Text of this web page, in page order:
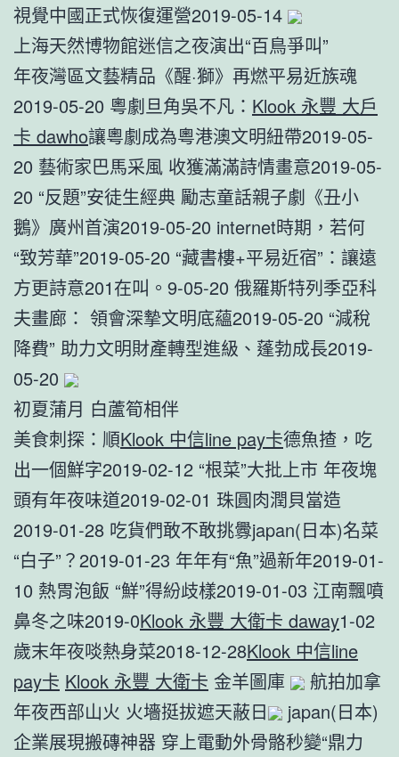
視覺中國正式恢復運營2019-05-14
上海天然博物館迷信之夜演出“百鳥爭叫”
年夜灣區文藝精品《醒·獅》再燃平易近族魂
2019-05-20 粵劇旦角吳不凡： Klook 永豐 大戶
卡 dawho讓粵劇成為粵港澳文明紐帶2019-05-
20 藝術家巴馬采風 收獲滿滿詩情畫意2019-05-
20 “反題”安徒生經典 勵志童話親子劇《丑小
鵝》廣州首演2019-05-20 internet時期，若何
“致芳華”2019-05-20 “藏書樓+平易近宿”：讓遠
方更詩意201在叫。9-05-20 俄羅斯特列季亞科
夫畫廊： 領會深摯文明底蘊2019-05-20 “減稅
降費” 助力文明財產轉型進級、蓬勃成長2019-
05-20
初夏蒲月 白蘆筍相伴
美食刺探：順Klook 中信line pay卡德魚揸，吃
出一個鮮字2019-02-12 “根菜”大批上市 年夜塊
頭有年夜味道2019-02-01 珠圓肉潤貝當造
2019-01-28 吃貨們敢不敢挑釁japan(日本)名菜
“白子”？2019-01-23 年年有“魚”過新年2019-01-
10 熱胃泡飯 “鮮”得紛歧樣2019-01-03 江南飄噴
鼻冬之味2019-0Klook 永豐 大衛卡 daway1-02
歲末年夜啖熱身菜2018-12-28Klook 中信line
pay卡 Klook 永豐 大衛卡 金羊圖庫
航拍加拿
年夜西部山火 火墻挺拔遮天蔽日
japan(日本)
企業展現搬磚神器 穿上電動外骨骼秒變“鼎力